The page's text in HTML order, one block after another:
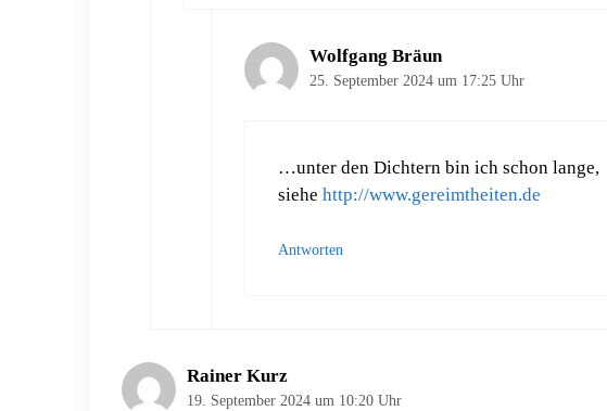
Wolfgang Bräun
25. September 2024 um 17:25 Uhr
…unter den Dichtern bin ich schon lange,
siehe http://www.gereimtheiten.de
Antworten
Rainer Kurz
19. September 2024 um 10:20 Uhr